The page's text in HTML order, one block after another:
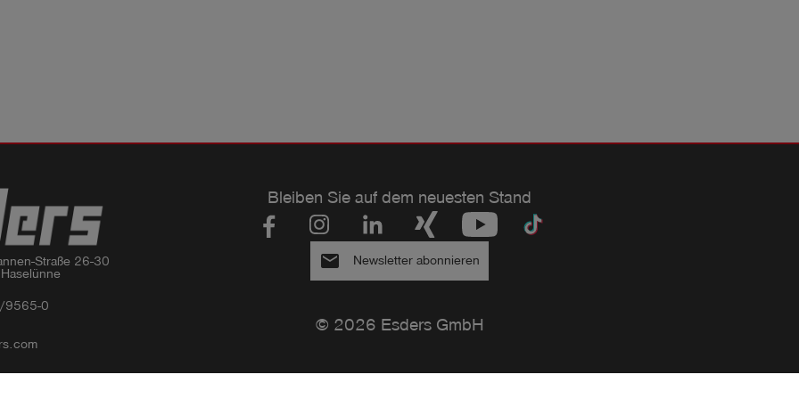
Straße 26-30
9565-0
Bleiben Sie auf dem neuesten Stand
email Newsletter abonnieren
© 2026 Esders GmbH